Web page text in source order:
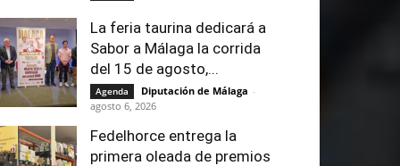
La feria taurina dedicará a
Sabor a Málaga la corrida
del 15 de agosto,...
Agenda Diputación de Málaga -
agosto 6, 2026
Fedelhorce entrega la
primera oleada de premios